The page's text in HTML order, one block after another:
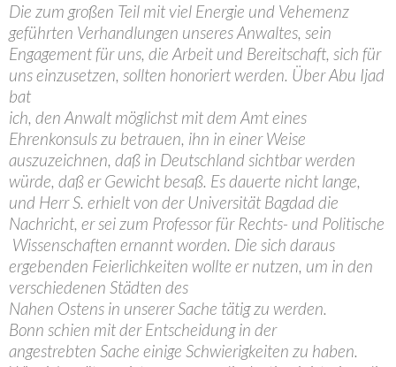
Die zum großen Teil mit viel Energie und Vehemenz
geführten Verhandlungen unseres Anwaltes, sein
Engagement für uns, die Arbeit und Bereitschaft, sich für
uns einzusetzen, sollten honoriert werden. Über Abu Ijad
bat
ich, den Anwalt möglichst mit dem Amt eines
Ehrenkonsuls zu betrauen, ihn in einer Weise
auszuzeichnen, daß in Deutschland sichtbar werden
würde, daß er Gewicht besaß. Es dauerte nicht lange,
und Herr S. erhielt von der Universität Bagdad die
Nachricht, er sei zum Professor für Rechts- und Politische
Wissenschaften ernannt worden. Die sich daraus
ergebenden Feierlichkeiten wollte er nutzen, um in den
verschiedenen Städten des
Nahen Ostens in unserer Sache tätig zu werden.
Bonn schien mit der Entscheidung in der
angestrebten Sache einige Schwierigkeiten zu haben.